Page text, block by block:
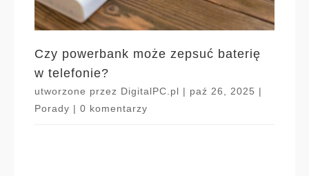
Czy powerbank może zepsuć baterię
w telefonie?
utworzone przez DigitalPC.pl | paź 26, 2025 |
Porady |0 komentarzy